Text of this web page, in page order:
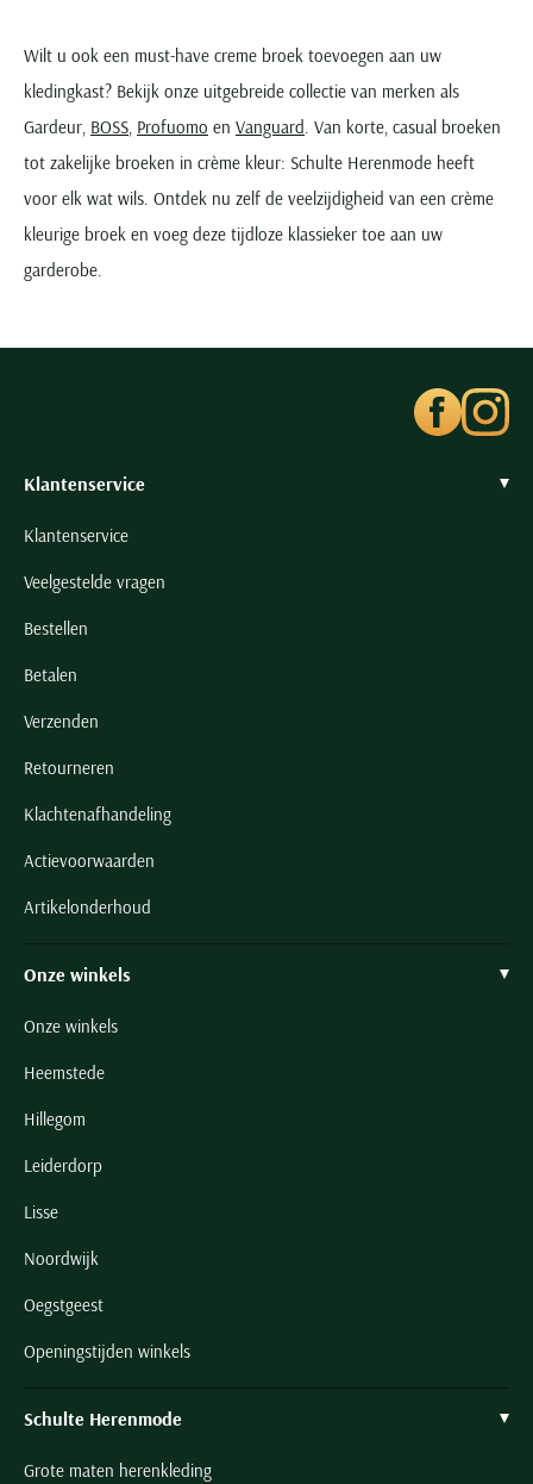
Wilt u ook een must-have creme broek toevoegen aan uw
kledingkast? Bekijk onze uitgebreide collectie van merken als
Gardeur, BOSS, Profuomo en Vanguard. Van korte, casual broeken
tot zakelijke broeken in crème kleur: Schulte Herenmode heeft
voor elk wat wils. Ontdek nu zelf de veelzijdigheid van een crème
kleurige broek en voeg deze tijdloze klassieker toe aan uw
garderobe.
Klantenservice
Klantenservice
Veelgestelde vragen
Bestellen
Betalen
Verzenden
Retourneren
Klachtenafhandeling
Actievoorwaarden
Artikelonderhoud
Onze winkels
Onze winkels
Heemstede
Hillegom
Leiderdorp
Lisse
Noordwijk
Oegstgeest
Openingstijden winkels
Schulte Herenmode
Grote maten herenkleding